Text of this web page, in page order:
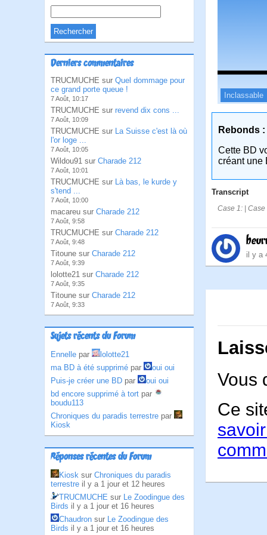
Derniers commentaires
TRUCMUCHE sur Quel dommage pour
ce grand porte queue !
7 Août, 10:17
TRUCMUCHE sur revend dix cons ...
7 Août, 10:09
TRUCMUCHE sur La Suisse c'est là où
l'or loge ...
7 Août, 10:05
Wildou91 sur Charade 212
7 Août, 10:01
TRUCMUCHE sur Là bas, le kurde y
s'tend ...
7 Août, 10:00
macareu sur Charade 212
7 Août, 9:58
TRUCMUCHE sur Charade 212
7 Août, 9:48
Titoune sur Charade 212
7 Août, 9:39
lolotte21 sur Charade 212
7 Août, 9:35
Titoune sur Charade 212
7 Août, 9:33
Sujets récents du Forum
Ennelle par
lolotte21
ma BD à été supprimé par
oui oui
Puis-je créer une BD par
oui oui
bd encore supprimé à tort par
boudu113
Chroniques du paradis terrestre par
Kiosk
Réponses récentes du Forum
Kiosk sur Chroniques du paradis
terrestre il y a 1 jour et 12 heures
TRUCMUCHE sur Le Zoodingue des
Birds il y a 1 jour et 16 heures
Chaudron sur Le Zoodingue des
Birds il y a 1 jour et 16 heures
Inclassable
Rebonds :
Cette BD
créant une
Transcript
Case 1: |
il y a
Vous
Ce